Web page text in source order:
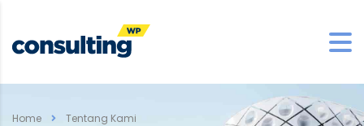
Home Tentang Kami